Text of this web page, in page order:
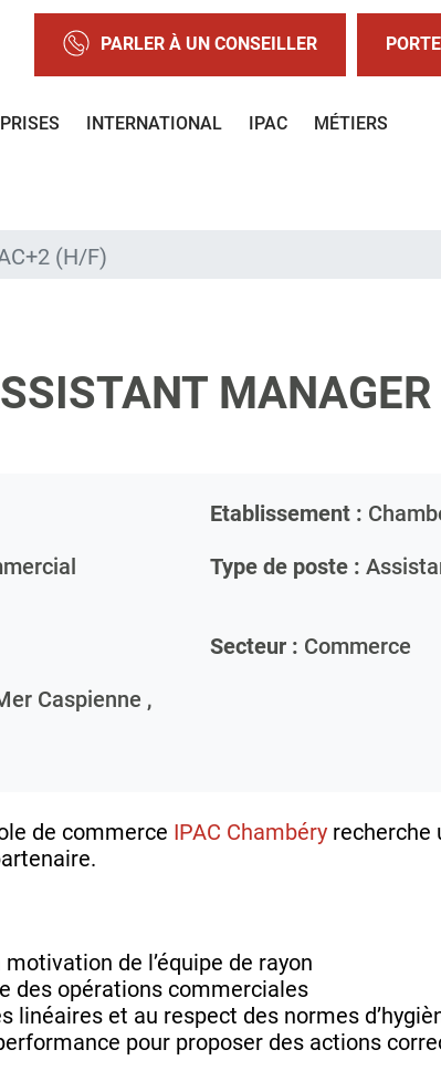
PARLER À UN CONSEILLER
INTERNATIONAL IPAC MÉTIERS
(H/F)
Etablissement :
Type de poste :
Secteur : Commerce
Caspienne ,
de commerce IPAC Chambéry recherche
de l’équipe de rayon
des opérations commerciales
linéaires et au respect des normes
pour proposer des actions